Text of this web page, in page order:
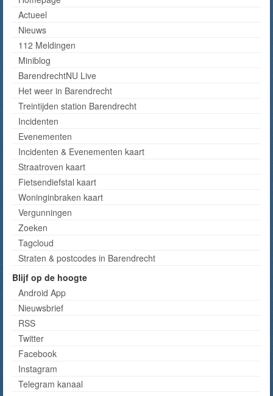
Actueel
Nieuws
112 Meldingen
Miniblog
BarendrechtNU Live
Het weer in Barendrecht
Treintijden station Barendrecht
Incidenten
Evenementen
Incidenten & Evenementen kaart
Straatroven kaart
Fietsendiefstal kaart
Woninginbraken kaart
Vergunningen
Zoeken
Tagcloud
Straten & postcodes in Barendrecht
Blijf op de hoogte
Android App
Nieuwsbrief
RSS
Twitter
Facebook
Instagram
Telegram kanaal